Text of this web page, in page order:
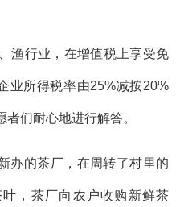
渔行业，在增值税上享受免
业所得税率由25%减按20%
们耐心地进行解答。
办的茶厂，在周转了村里的
，茶厂向农户收购新鲜茶